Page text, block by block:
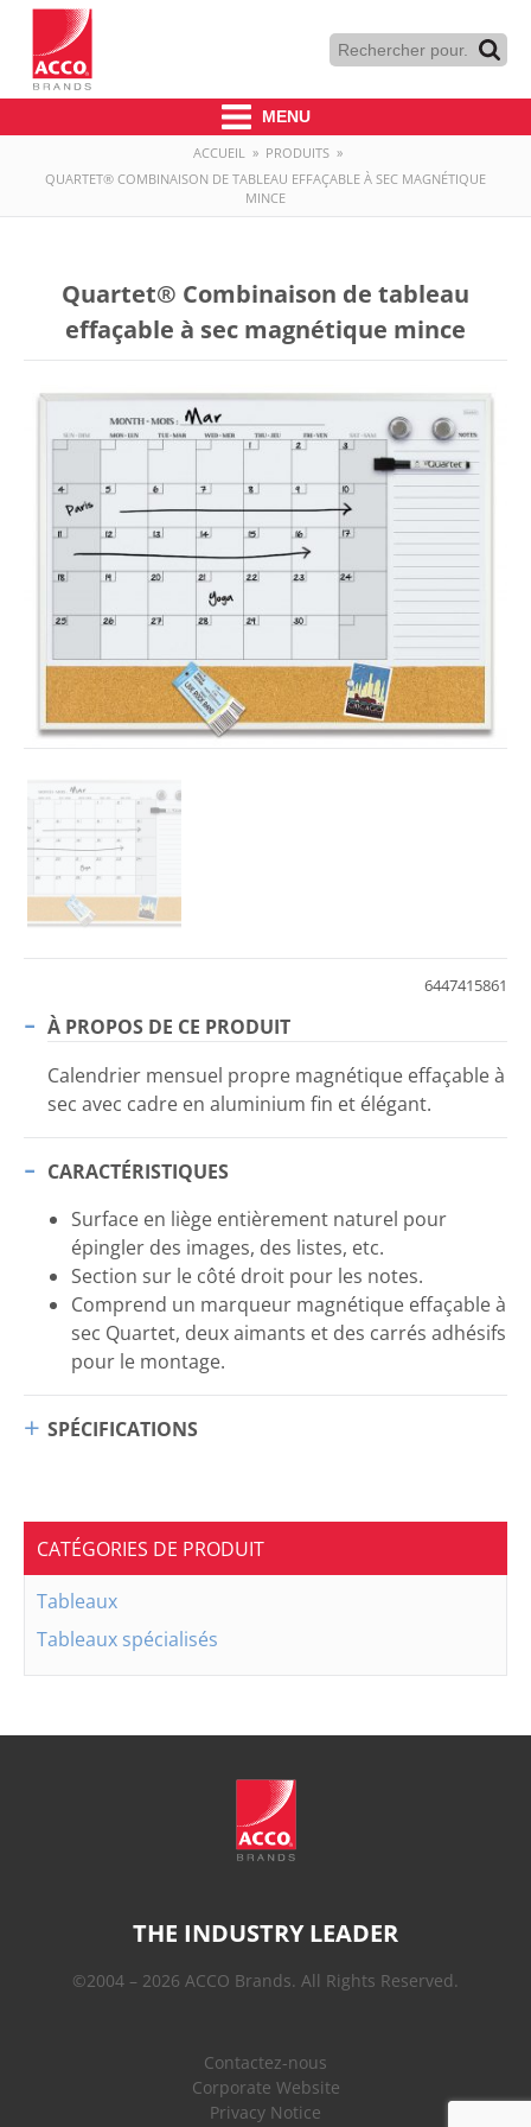
MENU
ACCUEIL » PRODUITS »
QUARTET® COMBINAISON DE TABLEAU EFFAÇABLE À SEC MAGNÉTIQUE
MINCE
Quartet® Combinaison de tableau
effaçable à sec magnétique mince
6447415861
À PROPOS DE CE PRODUIT
Calendrier mensuel propre magnétique effaçable à
sec avec cadre en aluminium fin et élégant.
CARACTÉRISTIQUES
Surface en liège entièrement naturel pour
épingler des images, des listes, etc.
Section sur le côté droit pour les notes.
Comprend un marqueur magnétique effaçable à
sec Quartet, deux aimants et des carrés adhésifs
pour le montage.
SPÉCIFICATIONS
CATÉGORIES DE PRODUIT
Tableaux
Tableaux spécialisés
THE INDUSTRY LEADER
©2004 – 2026 ACCO Brands. All Rights Reserved.
Contactez-nous
Corporate Website
Privacy Notice